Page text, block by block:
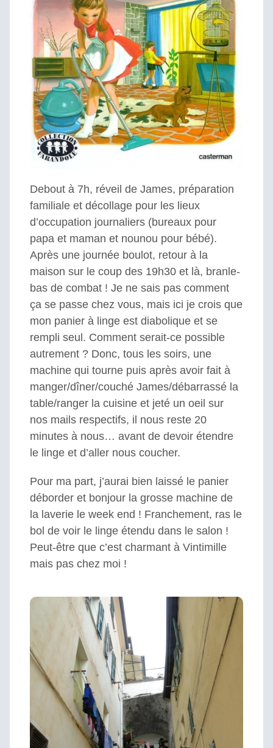
Debout à 7h, réveil de James, préparation
familiale et décollage pour les lieux
d’occupation journaliers (bureaux pour
papa et maman et nounou pour bébé).
Après une journée boulot, retour à la
maison sur le coup des 19h30 et là, branle-
bas de combat ! Je ne sais pas comment
ça se passe chez vous, mais ici je crois que
mon panier à linge est diabolique et se
rempli seul. Comment serait-ce possible
autrement ? Donc, tous les soirs, une
machine qui tourne puis après avoir fait à
manger/dîner/couché James/débarrassé la
table/ranger la cuisine et jeté un oeil sur
nos mails respectifs, il nous reste 20
minutes à nous… avant de devoir étendre
le linge et d’aller nous coucher.
Pour ma part, j’aurai bien laissé le panier
déborder et bonjour la grosse machine de
la laverie le week end ! Franchement, ras le
bol de voir le linge étendu dans le salon !
Peut-être que c’est charmant à Vintimille
mais pas chez moi !